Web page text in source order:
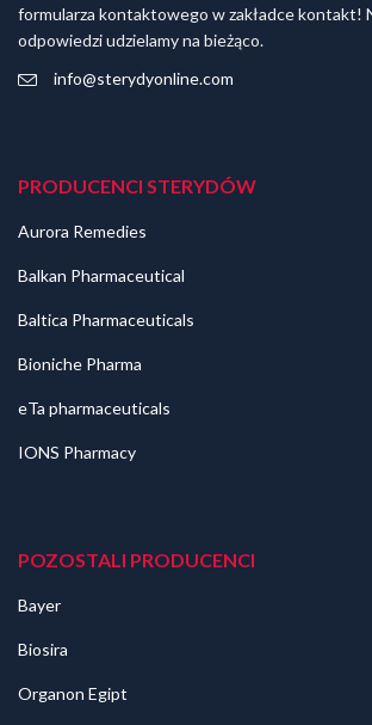
formularza kontaktowego w zakładce kontakt!
odpowiedzi udzielamy na bieżąco.
info@sterydyonline.com
PRODUCENCI STERYDÓW
Aurora Remedies
Balkan Pharmaceutical
Baltica Pharmaceuticals
Bioniche Pharma
eTa pharmaceuticals
IONS Pharmacy
POZOSTALI PRODUCENCI
Bayer
Biosira
Organon Egipt